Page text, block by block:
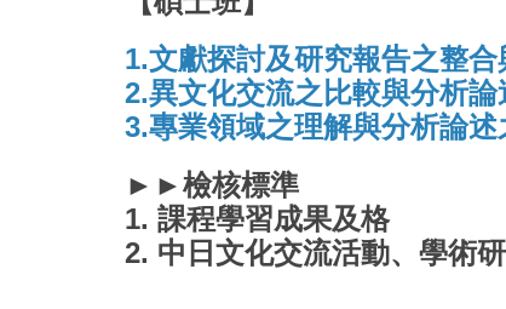
1.文獻探討及研究報告之整合
2.異文化交流之比較與分析論
3.專業領域之理解與分析論述
►►檢核標準
1. 課程學習成果及格
2. 中日文化交流活動、學術